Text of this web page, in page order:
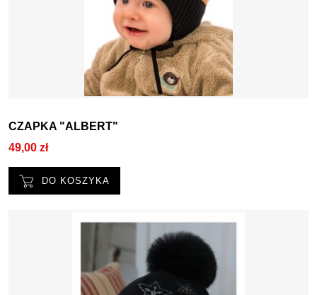
CZAPKA "ALBERT"
49,00 zł
DO KOSZYKA